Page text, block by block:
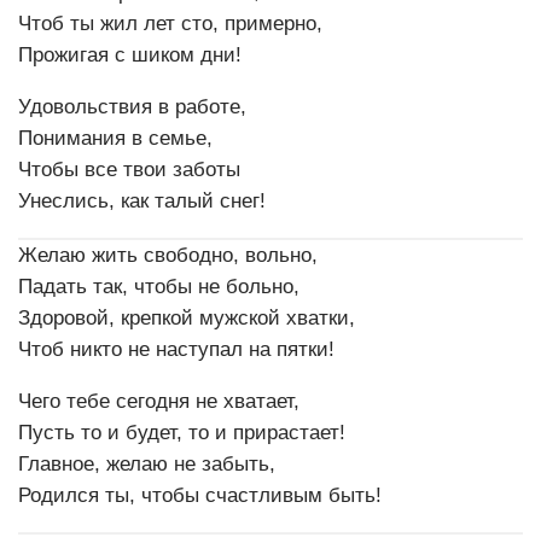
Чтоб ты жил лет сто, примерно,
Прожигая с шиком дни!
Удовольствия в работе,
Понимания в семье,
Чтобы все твои заботы
Унеслись, как талый снег!
Желаю жить свободно, вольно,
Падать так, чтобы не больно,
Здоровой, крепкой мужской хватки,
Чтоб никто не наступал на пятки!
Чего тебе сегодня не хватает,
Пусть то и будет, то и прирастает!
Главное, желаю не забыть,
Родился ты, чтобы счастливым быть!